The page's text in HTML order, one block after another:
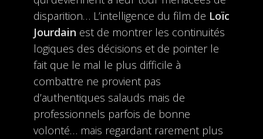
disparition… L’intelligence du film de Loïc
Jourdain est de montrer les continuités
logiques des décisions et de pointer le
fait que le mal le plus difficile à
combattre ne provient pas
d’authentiques salauds mais de
professionnels parfois de bonne
volonté… mais regardant rarement plus